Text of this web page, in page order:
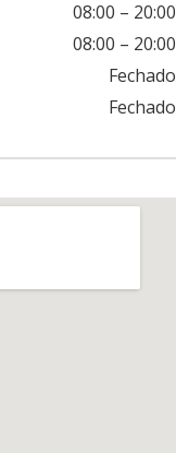
08:00 – 20:00
08:00 – 20:00
Fechado
Fechado